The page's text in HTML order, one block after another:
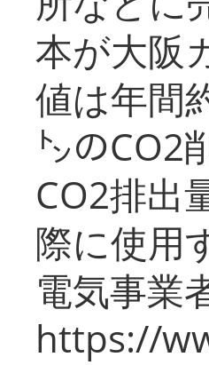
本が大阪
値は年間
㌧のCO2
CO2排出
際に使用
電気事業
https://